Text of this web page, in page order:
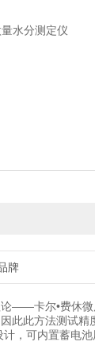
牌
——卡尔•费休微
此此方法测试
，可内置蓄电